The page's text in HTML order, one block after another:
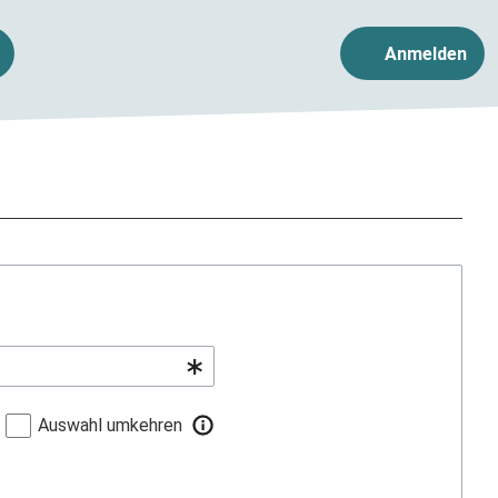
Anmelden
Auswahl umkehren